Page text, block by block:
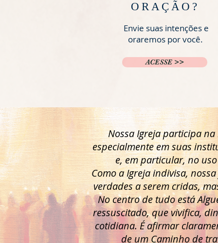
ORAÇÃO?
Envie suas intenções e
oraremos por você.
ACESSE >>
Nossa Igreja participa
especialmente em suas
e, em particular, no
Como a Igreja indivisa,
verdades a serem cridas,
No centro de tudo está
ressuscitado, que vivifica,
cotidiana. É afirmar
de um Caminho de